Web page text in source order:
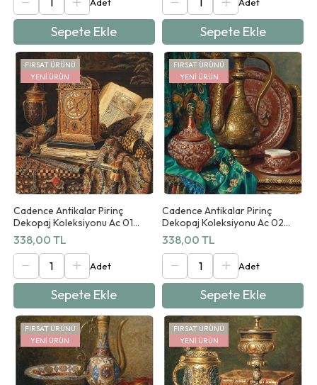
Sepete Ekle Sepete Ekle
Cadence Antikalar Pirinç
Dekopaj Koleksiyonu Ac 01
90x125cm
338,00 TL
Sepete Ekle
YENI ÜRÜN
FIRSAT ÜRÜNÜ
Cadence Antikalar Pirinç
Dekopaj Koleksiyonu Ac 02
90x125cm
338,00 TL
Sepete Ekle
YENI ÜRÜN
FIRSAT ÜRÜNÜ
YENI ÜRÜN
FIRSAT ÜRÜNÜ
YENI ÜRÜN
FIRSAT ÜRÜNÜ